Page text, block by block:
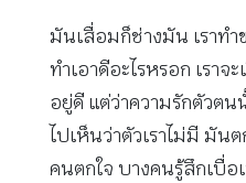
มันเสื่อมก็ช่างมัน เราทำ
ทำเอาดีอะไรหรอก เราจ
อยู่ดี แต่ว่าความรักตัวต
ไปเห็นว่าตัวเราไม่มี มัน
คนตกใจ บางคนรู้สึกเบื่อ